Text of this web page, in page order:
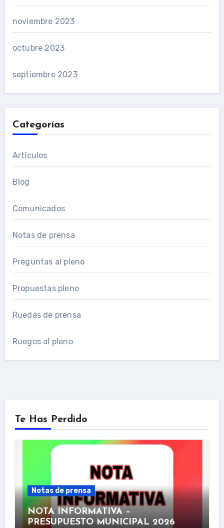
noviembre 2023
octubre 2023
septiembre 2023
Categorías
Artículos
Blog
Comunicados
Notas de prensa
Preguntas al pleno
Propuestas pleno
Ruedas de prensa
Ruegos al pleno
Te Has Perdido
Notas de prensa
NOTA INFORMATIVA –
PRESUPUESTO MUNICIPAL 2026